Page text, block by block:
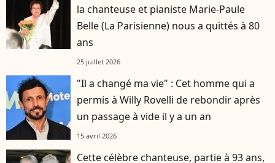
la chanteuse et pianiste Marie-Paule
Belle (La Parisienne) nous a quittés à 80
ans
25 juillet 2026
"Il a changé ma vie" : Cet homme qui a
permis à Willy Rovelli de rebondir après
un passage à vide il y a un an
15 avril 2026
Cette célèbre chanteuse, partie à 93 ans,